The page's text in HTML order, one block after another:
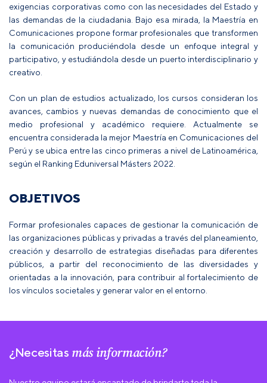
exigencias corporativas como con las necesidades del Estado y
las demandas de la ciudadania. Bajo esa mirada, la Maestría en
Comunicaciones propone formar profesionales que transformen
la comunicación produciéndola desde un enfoque integral y
participativo, y estudiándola desde un puerto interdisciplinario y
creativo.
Con un plan de estudios actualizado, los cursos consideran los
avances, cambios y nuevas demandas de conocimiento que el
medio profesional y académico requiere. Actualmente se
encuentra considerada la mejor Maestría en Comunicaciones del
Perú y se ubica entre las cinco primeras a nivel de Latinoamérica,
según el Ranking Eduniversal Másters 2022.
OBJETIVOS
Formar profesionales capaces de gestionar la comunicación de
las organizaciones públicas y privadas a través del planeamiento,
creación y desarrollo de estrategias diseñadas para diferentes
públicos, a partir del reconocimiento de las diversidades y
orientadas a la innovación, para contribuir al fortalecimiento de
los vínculos societales y generar valor en el entorno.
¿Necesitas más información?